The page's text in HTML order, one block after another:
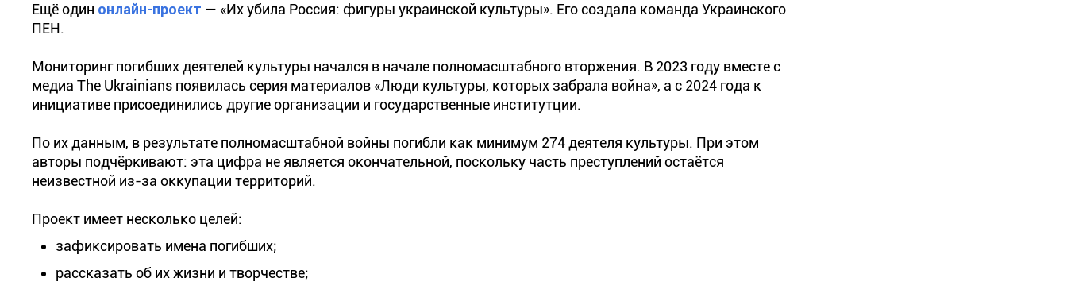
Ещё один онлайн-проект — «Их убила Россия: фигуры украинской культуры». Его создала команда Украинского
ПЕН.
Мониторинг погибших деятелей культуры начался в начале полномасштабного вторжения. В 2023 году вместе с
медиа The Ukrainians появилась серия материалов «Люди культуры, которых забрала война», а с 2024 года к
инициативе присоединились другие организации и государственные институтции.
По их данным, в результате полномасштабной войны погибли как минимум 274 деятеля культуры. При этом
авторы подчёркивают: эта цифра не является окончательной, поскольку часть преступлений остаётся
неизвестной из-за оккупации территорий.
Проект имеет несколько целей:
зафиксировать имена погибших;
рассказать об их жизни и творчестве;